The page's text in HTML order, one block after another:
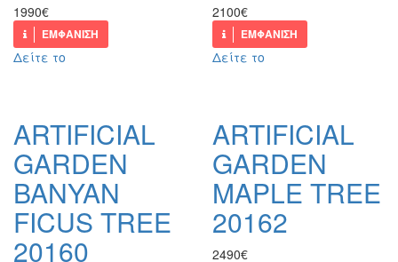
1990€
ΕΜΦΑΝΙΣΗ
2100€
ΕΜΦΑΝΙΣΗ
Δείτε το
ARTIFICIAL
GARDEN
BANYAN
FICUS TREE
20160
Δείτε το
ARTIFICIAL
GARDEN
MAPLE TREE
20162
2490€